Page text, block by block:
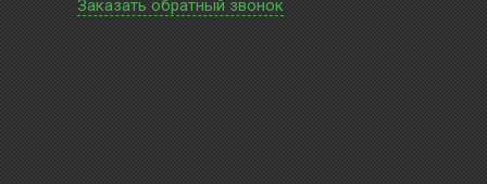
Заказать обратный звонок